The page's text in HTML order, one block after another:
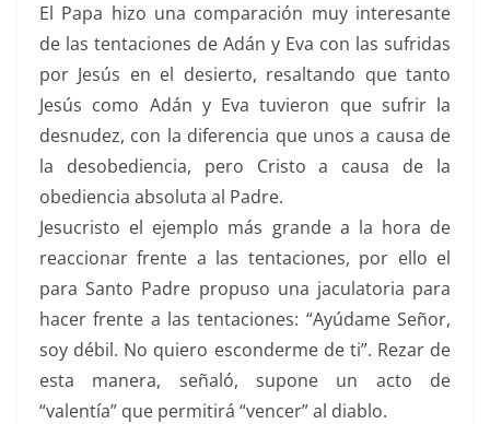
El Papa hizo una comparación muy interesante
de las tentaciones de Adán y Eva con las sufridas
por Jesús en el desierto, resaltando que tanto
Jesús como Adán y Eva tuvieron que sufrir la
desnudez, con la diferencia que unos a causa de
la desobediencia, pero Cristo a causa de la
obediencia absoluta al Padre.
Jesucristo el ejemplo más grande a la hora de
reaccionar frente a las tentaciones, por ello el
para Santo Padre propuso una jaculatoria para
hacer frente a las tentaciones: “Ayúdame Señor,
soy débil. No quiero esconderme de ti”. Rezar de
esta manera, señaló, supone un acto de
“valentía” que permitirá “vencer” al diablo.